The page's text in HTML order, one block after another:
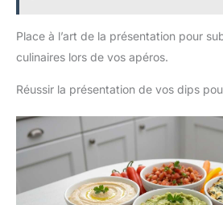
Place à l’art de la présentation pour
culinaires lors de vos apéros.
Réussir la présentation de vos dips